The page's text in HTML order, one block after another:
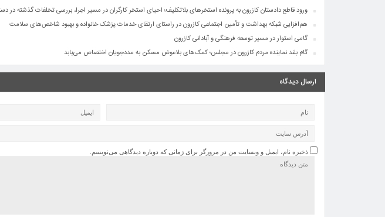
ورود قاطع دادستان کازرون به پرونده استخرهای بلاتکلیف؛ احیای استخر کارگران در مسیر اجرا، بررسی تخلفات گذشته در
هم‌افزایی شبکه بهداشت و تأمین اجتماعی کازرون در راستای ارتقای خدمات پزشک خانواده و بهبود شاخص‌های سلامت
گامی استوار در مسیر توسعه فرهنگی و آبادانی کازرون
گام بلند نماینده مردم کازرون در مجلس؛ کمک‌های بلاعوض مسکن به مددجویان اختصاص می‌یابد
ارسال دیدگاه
ذخیره نام، ایمیل و وبسایت من در مرورگر برای زمانی که دوباره دیدگاهی می‌نویسم.